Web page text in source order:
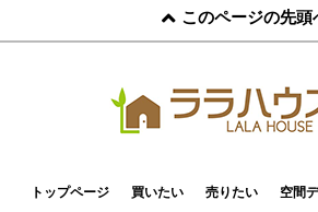
このページの先頭
トップページ 買いたい 売りたい
空間